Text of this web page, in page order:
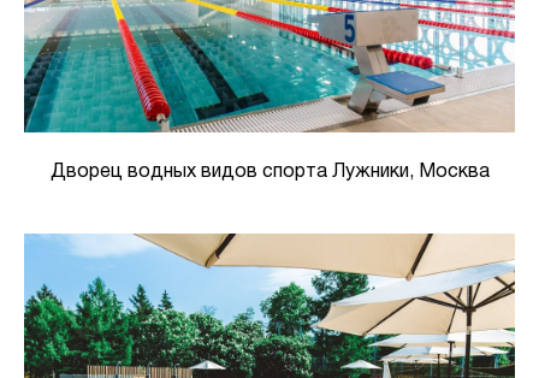
Дворец водных видов спорта Лужники, Москва